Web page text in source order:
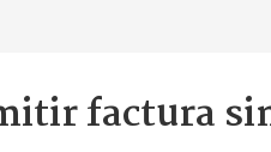
factura